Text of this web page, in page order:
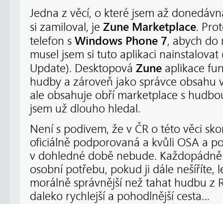
Jedna z věcí, o které jsem až
si zamiloval, je Zune Marketplace.
telefon s Windows Phone 7, abych do
musel jsem si tuto aplikaci
Update). Desktopová Zune aplikace
hudby a zároveň jako správce obsahu
ale obsahuje obří marketplace s
jsem už dlouho hledal.
Není s podivem, že v ČR o této věci
oficiálně podporovaná a kvůli OSA a
v dohledné době nebude.
osobní potřebu, pokud ji dále nešíříte,
morálně správnější než tahat hudbu z
daleko rychlejší a pohodlnější cesta…